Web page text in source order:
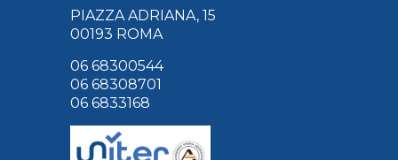
PIAZZA ADRIANA, 15
00193 ROMA
06 68300544
06 68308701
06 6833168